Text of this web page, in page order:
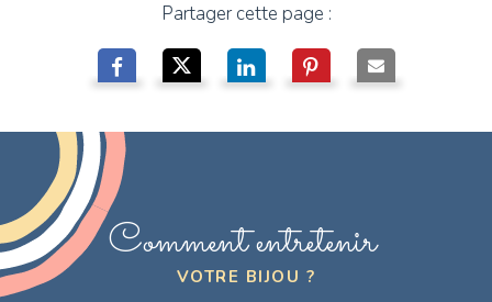
Partager cette page :
Comment entretenir
VOTRE BIJOU ?